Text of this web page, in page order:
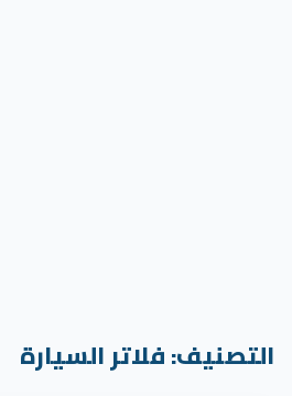
التصنيف:فلاتر السيارة